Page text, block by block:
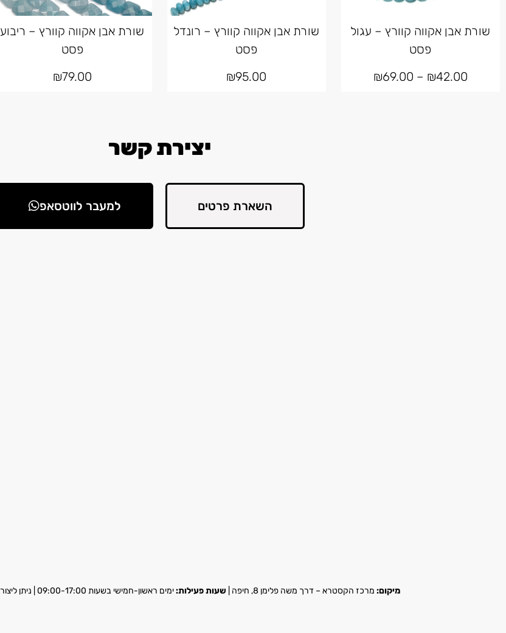
שורת אבן אקווה קוורץ – עגול
פסט
₪42.00
–
₪69.00
שורת אבן אקווה קוורץ – רונדל
פסט
₪95.00
שורת אבן אקווה קוורץ – ריבוע
פסט
₪79.00
יצירת קשר
השארת פרטים למעבר לווטסאפ
מיקום: מרכז הקסטרא – דרך משה פלימן 8, חיפה | שעות פעילות:ימים ראשון-חמישי בשעות 09:00-17:00 | ניתן ליצור קשר במספר